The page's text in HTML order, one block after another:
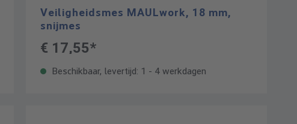
Veiligheidsmes MAULwork, 18 mm,
snijmes
€ 17,55*
Beschikbaar, levertijd: 1 - 4 werkdagen